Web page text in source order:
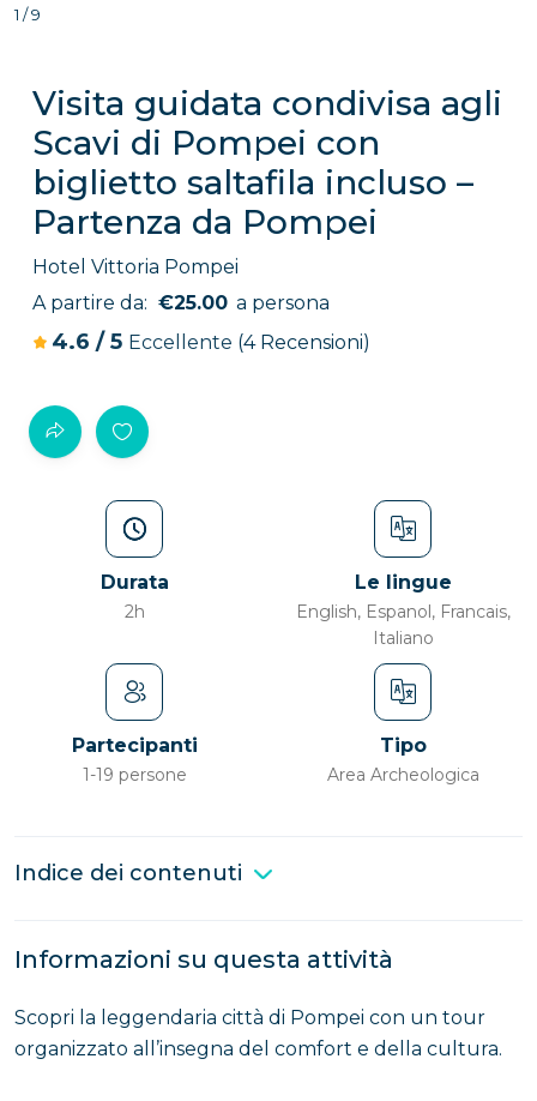
1 / 9
Visita guidata condivisa agli
Scavi di Pompei con
biglietto saltafila incluso –
Partenza da Pompei
Hotel Vittoria Pompei
A partire da: €25.00 a persona
4.6 /5 Eccellente (4 Recensioni)
Durata
2h
Le lingue
English, Espanol, Francais,
Italiano
Partecipanti
1-19 persone
Tipo
Area Archeologica
Indice dei contenuti
Informazioni su questa attività
Scopri la leggendaria città di Pompei con un tour
organizzato all’insegna del comfort e della cultura.